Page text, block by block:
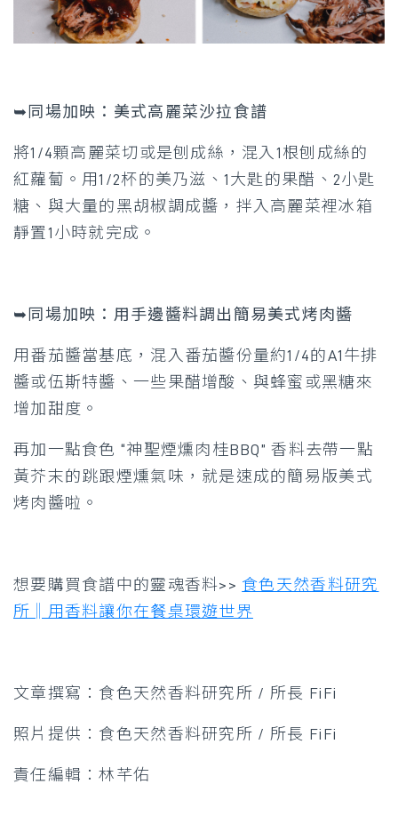
➥ 同場加映：美式高麗菜沙拉食譜
將1/4顆高麗菜切或是刨成絲，混入1根刨成絲的
紅蘿蔔。用1/2杯的美乃滋、1大匙的果醋、2小匙
糖、與大量的黑胡椒調成醬，拌入高麗菜裡冰箱
靜置1小時就完成。
➥ 同場加映：用手邊醬料調出簡易美式烤肉醬
用番茄醬當基底，混入番茄醬份量約1/4的A1牛排
醬或伍斯特醬、一些果醋增酸、與蜂蜜或黑糖來
增加甜度。
再加一點食色 “神聖煙燻肉桂BBQ” 香料去帶一點
黃芥末的跳跟煙燻氣味，就是速成的簡易版美式
烤肉醬啦。
想要購買食譜中的靈魂香料>> 食色天然香料研究
所‖用香料讓你在餐桌環遊世界
文章撰寫：食色天然香料研究所 / 所長 FiFi
照片提供：食色天然香料研究所 / 所長 FiFi
責任編輯：林芊佑